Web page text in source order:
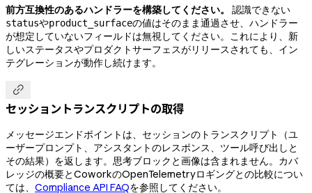
前方互換性のあるハンドラーを構築してください。 認識できない
statusやproduct_surfaceの値はそのまま通過させ、ハンドラー
が想定していないフィールドは無視してください。これにより、新
しいステータスやプロダクトサーフェスがリリースされても、イン
テグレーションが動作し続けます。

セッショントランスクリプトの取得
メッセージエンドポイントは、セッションのトランスクリプト（ユ
ーザープロンプト、アシスタントのレスポンス、ツール呼び出しと
その結果）を返します。思考ブロックと画像は含まれません。カバ
レッジの概要とCoworkのOpenTelemetryロギングとの比較につい
ては、 Compliance API FAQを参照してください。